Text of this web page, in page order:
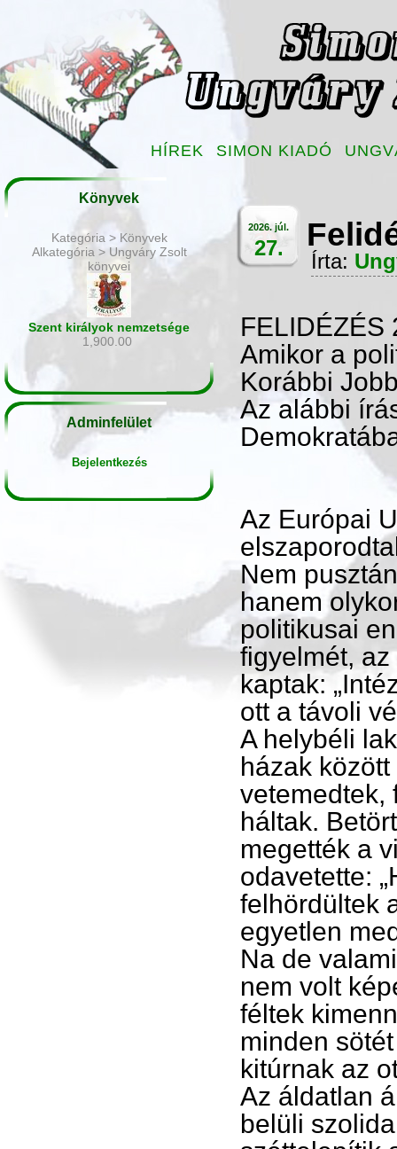
HÍREK SIMON KIADÓ
Könyvek
Kategória > Könyvek
Alkategória > Ungváry Zsolt
könyvei
Szent királyok nemzetsége
1,900.00
Adminfelület
Bejelentkezés
2026. júl.
27.
Írta:
FELIDÉZÉS
Amikor a
Korábbi
Az alábbi
Az Európai
Nem
hanem
politikusai
figyelmét,
kaptak:
ott a távoli
A helybéli
házak
vetemedtek,
háltak.
megették a
odavetette:
felhördültek
egyetlen
Na de
nem volt
féltek
minden
kitúrnak az
Az áldatlan
belüli